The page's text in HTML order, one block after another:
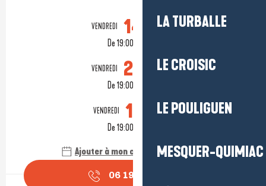
LA TURBALLE
LE CROISIC
LE POULIGUEN
MESQUER-QUIMIAC
Ouverture et coordonnées
VENDREDI 14 AOÛT
De 19:00 à 20:30
VENDREDI 28 AOÛT
De 19:00 à 20:30
VENDREDI 11 SEPTEMBRE
De 19:00 à 20:30
Ajouter à mon calendrier Google
06 19 29 30